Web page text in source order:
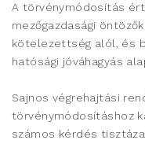
A törvénymódosítás
mezőgazdasági
kötelezettség alól, és
hatósági jóváhagyás
Sajnos végrehajtási
törvénymódosításhoz
számos kérdés